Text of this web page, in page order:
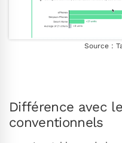
Source :
Différence avec
conventionnels